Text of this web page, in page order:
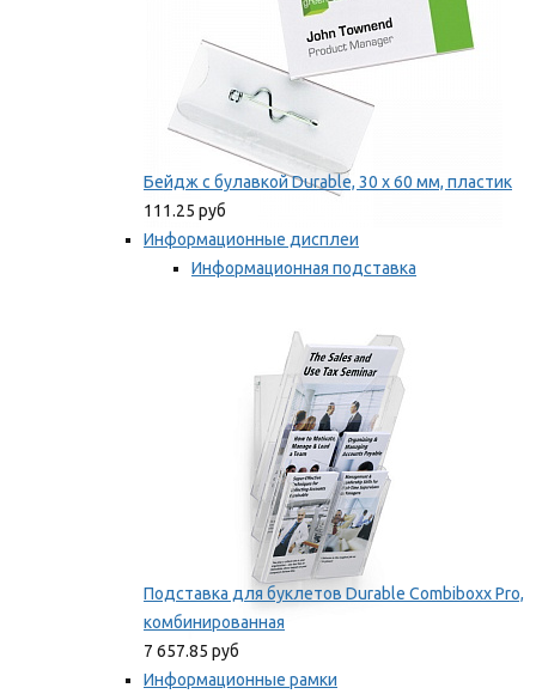
Бейдж с булавкой Durable, 30 х 60 мм, пластик
111.25 руб
Информационные дисплеи
Информационная подставка
Подставка для буклетов Durable Combiboxx Pro,
комбинированная
7 657.85 руб
Информационные рамки